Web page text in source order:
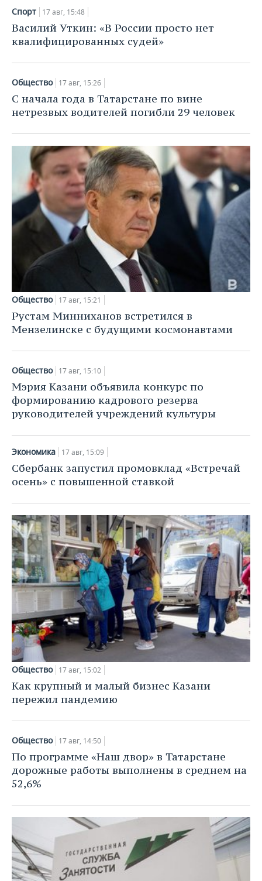
Спорт 17 авг, 15:48
Василий Уткин: «В России просто нет
квалифицированных судей»
Общество 17 авг, 15:26
С начала года в Татарстане по вине
нетрезвых водителей погибли 29 человек
Общество 17 авг, 15:21
Рустам Минниханов встретился в
Мензелинске с будущими космонавтами
Общество 17 авг, 15:10
Мэрия Казани объявила конкурс по
формированию кадрового резерва
руководителей учреждений культуры
Экономика 17 авг, 15:09
Сбербанк запустил промовклад «Встречай
осень» с повышенной ставкой
Общество 17 авг, 15:02
Как крупный и малый бизнес Казани
пережил пандемию
Общество 17 авг, 14:50
По программе «Наш двор» в Татарстане
дорожные работы выполнены в среднем на
52,6%